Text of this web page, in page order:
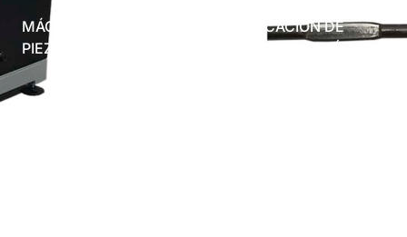
MÁQUINA MANUAL PARA LA FABRICACIÓN DE
PIEZAS DE ALAMBRE PARA LA CONSTRUCCIÓN